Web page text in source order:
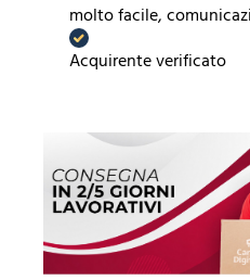
molto facile,
Acquirente verificato